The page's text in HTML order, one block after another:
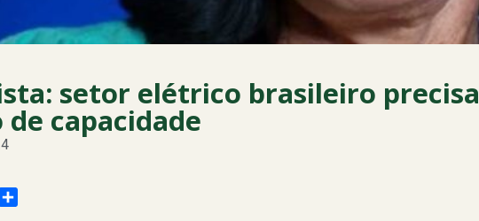
setor elétrico brasileiro precisa
capacidade
Telegram